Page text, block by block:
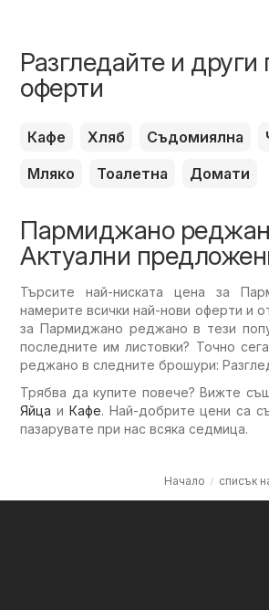
Разгледайте и
оферти
Кафе Хляб Съдомиялна
Мляко
Тоалетна Домати
Пармиджано
Актуални
Търсите най-ниската цена за
намерите всички най-нови оферти и
за Пармиджано реджано в тези
последните им листовки? Точно
реджано в следните брошури:
Трябва да купите повече? Вижте
Яйца и Кафе. Най-добрите цени са
пазарувате при нас всяка седмица.
Начало списък